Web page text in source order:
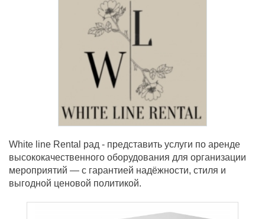
White line Rental рад - представить услуги по аренде
высококачественного оборудования для организации
мероприятий — с гарантией надёжности, стиля и
выгодной ценовой политикой.